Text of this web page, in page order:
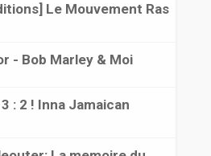
Le Mouvement Ras
- Bob Marley & Moi
: 2 ! Inna Jamaican